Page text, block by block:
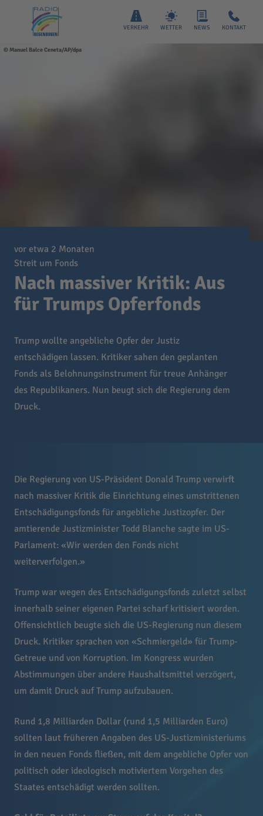
VERKEHR WETTER NEWS KONTAKT
Manuel Balce Ceneta/AP/dpa
vor etwa 2 Monaten
Streit um Fonds
Nach massiver Kritik: Aus
für Trumps Opferfonds
Trump wollte angebliche Opfer der Justiz
entschädigen lassen. Kritiker sahen den geplanten
Fonds als Belohnungsinstrument für treue Anhänger
des Republikaners. Nun beugt sich die Regierung dem
Druck.
Die Regierung von US-Präsident Donald Trump verwirft
nach massiver Kritik die Einrichtung eines umstrittenen
Entschädigungsfonds für angebliche Justizopfer. Der
amtierende Justizminister Todd Blanche sagte im US-
Parlament: «Wir werden den Fonds nicht
weiterverfolgen.»
Trump war wegen des Entschädigungsfonds zuletzt selbst
innerhalb seiner eigenen Partei scharf kritisiert worden.
Offensichtlich beugte sich die US-Regierung nun diesem
Druck. Kritiker sprachen von «Schmiergeld» für Trump-
Getreue und von Korruption. Im Kongress wurden
Abstimmungen über andere Haushaltsmittel verzögert,
um damit Druck auf Trump aufzubauen.
Rund 1,8 Milliarden Dollar (rund 1,5 Milliarden Euro)
sollten laut früheren Angaben des US-Justizministeriums
in den neuen Fonds fließen, mit dem angebliche Opfer von
politisch oder ideologisch motiviertem Vorgehen des
Staates entschädigt werden sollten.